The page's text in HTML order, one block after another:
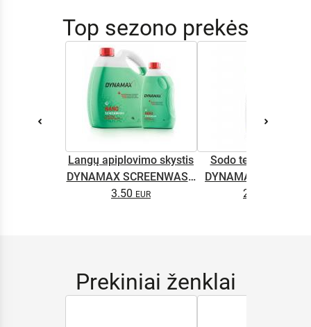
Top sezono prekės
Langų apiplovimo skystis
DYNAMAX SCREENWASH
NANO 4l
3.50
Sodo technikos
DYNAMAX M2T
2.65
Prekiniai ženklai